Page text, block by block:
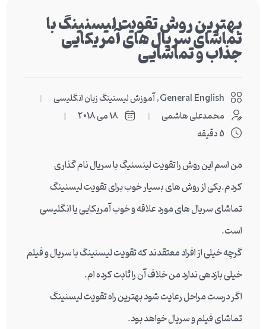
بهترین روش تقویت لیسنینگ با
تماشای سریال های آمریکایی
جذاب و تماشایی
General English
,آموزش لیسنینگ زبان انگلیسی
محمدعلی هاشمی
18 می 2018
5 دقیقه
من اسم این روش را تقویت لینسنیگ با سریال نام گذاری
کردم.یکی از روش های بسیار خوب برای تقویت لیسنینگ
تماشای سریال های مورد علاقه و خوب آمریکایی یا انگلیسی
است.
گرچه خیلی از افراد معتقدند که تقویت لیسنینگ با سریال و فیلم
خیلی بازدهی ندارد من خلاف آن را ثابت کرده ام.
اگر درست مراحل رعایت شود بهترین راه تقویت لیسنینگ
تماشای فیلم و سریال خواهد بود.